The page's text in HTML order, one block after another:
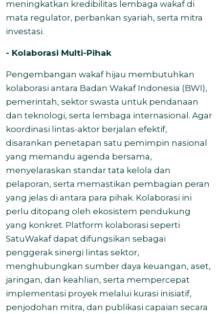
meningkatkan kredibilitas lembaga wakaf di
mata regulator, perbankan syariah, serta mitra
investasi.
- Kolaborasi Multi-Pihak
Pengembangan wakaf hijau membutuhkan
kolaborasi antara Badan Wakaf Indonesia (BWI),
pemerintah, sektor swasta untuk pendanaan
dan teknologi, serta lembaga internasional. Agar
koordinasi lintas-aktor berjalan efektif,
disarankan penetapan satu pemimpin nasional
yang memandu agenda bersama,
menyelaraskan standar tata kelola dan
pelaporan, serta memastikan pembagian peran
yang jelas di antara para pihak. Kolaborasi ini
perlu ditopang oleh ekosistem pendukung
yang konkret. Platform kolaborasi seperti
SatuWakaf dapat difungsikan sebagai
penggerak sinergi lintas sektor,
menghubungkan sumber daya keuangan, aset,
jaringan, dan keahlian, serta mempercepat
implementasi proyek melalui kurasi inisiatif,
penjodohan mitra, dan publikasi capaian secara